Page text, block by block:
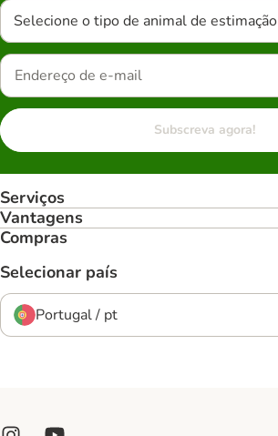
Selecione o tipo de animal de estimação
Subscreva agora!
Serviços
Vantagens
Compras
Selecionar país
Portugal / pt